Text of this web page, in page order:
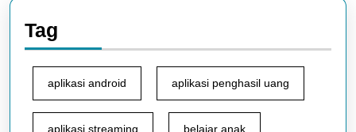
Tag
aplikasi android aplikasi penghasil uang
aplikasi streaming belajar anak